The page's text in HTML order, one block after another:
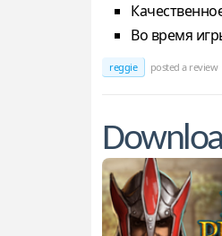
Во время
reggie posted a review